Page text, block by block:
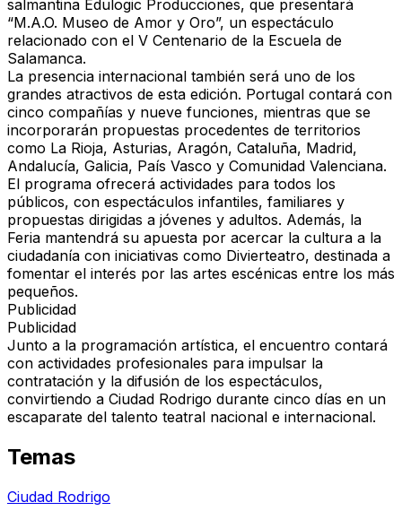
salmantina Edulogic Producciones, que presentará
“M.A.O. Museo de Amor y Oro”, un espectáculo
relacionado con el V Centenario de la Escuela de
Salamanca.
La presencia internacional también será uno de los
grandes atractivos de esta edición. Portugal contará con
cinco compañías y nueve funciones, mientras que se
incorporarán propuestas procedentes de territorios
como La Rioja, Asturias, Aragón, Cataluña, Madrid,
Andalucía, Galicia, País Vasco y Comunidad Valenciana.
El programa ofrecerá actividades para todos los
públicos, con espectáculos infantiles, familiares y
propuestas dirigidas a jóvenes y adultos. Además, la
Feria mantendrá su apuesta por acercar la cultura a la
ciudadanía con iniciativas como Divierteatro, destinada a
fomentar el interés por las artes escénicas entre los más
pequeños.
Publicidad
Publicidad
Junto a la programación artística, el encuentro contará
con actividades profesionales para impulsar la
contratación y la difusión de los espectáculos,
convirtiendo a Ciudad Rodrigo durante cinco días en un
escaparate del talento teatral nacional e internacional.
Temas
Ciudad Rodrigo